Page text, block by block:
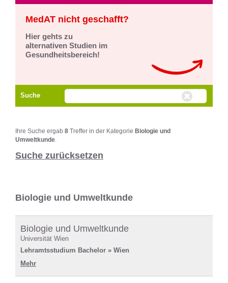
MedAT nicht geschafft?
Hier gehts zu
alternativen Studien im
Gesundheitsbereich!
Suche
Ihre Suche ergab 8 Treffer in der Kategorie Biologie und
Umweltkunde
Suche zurücksetzen
Biologie und Umweltkunde
Biologie und Umweltkunde
Universität Wien
Lehramtsstudium Bachelor » Wien
Mehr